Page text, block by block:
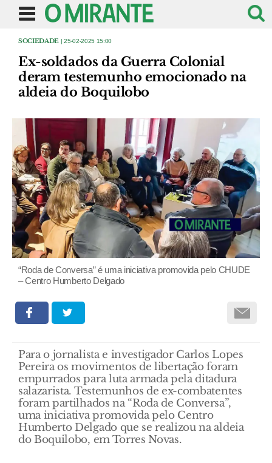
SOCIEDADE | 25-02-2025 15:00
Ex-soldados da Guerra Colonial
deram testemunho emocionado na
aldeia do Boquilobo
“Roda de Conversa” é uma iniciativa promovida pelo CHUDE
– Centro Humberto Delgado
Para o jornalista e investigador Carlos Lopes
Pereira os movimentos de libertação foram
empurrados para luta armada pela ditadura
salazarista. Testemunhos de ex-combatentes
foram partilhados na “Roda de Conversa”,
uma iniciativa promovida pelo Centro
Humberto Delgado que se realizou na aldeia
do Boquilobo, em Torres Novas.